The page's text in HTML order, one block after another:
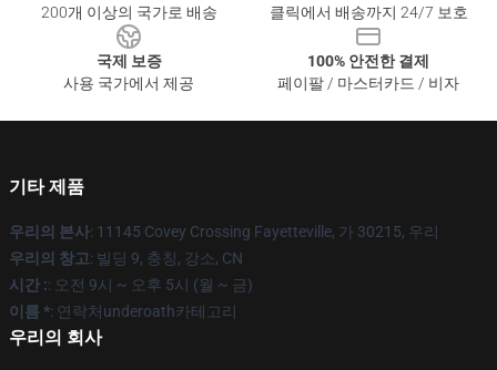
200개 이상의 국가로 배송
클릭에서 배송까지 24/7 보호
국제 보증
사용 국가에서 제공
100% 안전한 결제
페이팔 / 마스터카드 / 비자
기타 제품
우리의 본사: 11145 Covey Crossing Fayetteville, 가 30215, 우리
우리의 창고: 빌딩 9, 충칭, 강소, CN
시간 :: 오전 9시 ~ 오후 5시 (월 ~ 금)
이름 *: 연락처underoath카테고리
우리의 회사